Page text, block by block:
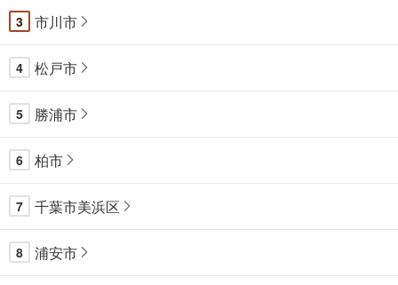
3 市川市
4 松戸市
5 勝浦市
6 柏市
7 千葉市美浜区
8 浦安市